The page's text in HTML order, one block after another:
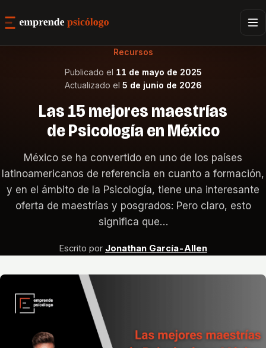
Recursos
Publicado el 11 de mayo de 2025
Actualizado el 5 de junio de 2026
Las 15 mejores maestrías
de Psicología en México
México se ha convertido en uno de los países
latinoamericanos de referencia en cuanto a formación,
y en el ámbito de la Psicología, tiene una interesante
oferta de maestrías y posgrados: Pero claro, esto
significa que…
Escrito por Jonathan García-Allen